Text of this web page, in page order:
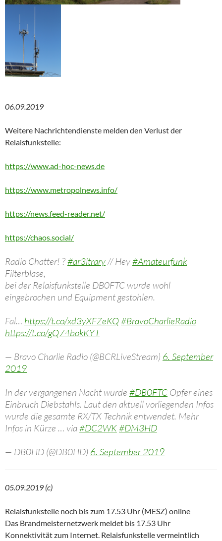
06.09.2019
Weitere Nachrichtendienste melden den Verlust der
Relaisfunkstelle:
https://www.ad-hoc-news.de
https://www.metropolnews.info/
https://news.feed-reader.net/
https://chaos.social/
Radio Chatter! ?#ar3itrary// Hey#Amateurfunk
Filterblase,
bei der Relaisfunkstelle DB0FTC wurde wohl
eingebrochen und Equipment gestohlen.
Fal… https://t.co/xd3yXFZeKQ#BravoCharlieRadio
https://t.co/gQ74bokKYT
— Bravo Charlie Radio (@BCRLiveStream) 6. September
2019
In der vergangenen Nacht wurde #DB0FTC Opfer eines
Einbruch Diebstahls. Laut den aktuell vorliegenden Infos
wurde die gesamte RX/TX Technik entwendet. Mehr
Infos in Kürze … via#DC2WK#DM3HD
— DB0HD (@DB0HD) 6. September 2019
05.09.2019 (c)
Relaisfunkstelle noch bis zum 17.53 Uhr (MESZ) online
Das Brandmeisternetzwerk meldet bis 17.53 Uhr
Konnektivität zum Internet. Relaisfunkstelle vermeintlich